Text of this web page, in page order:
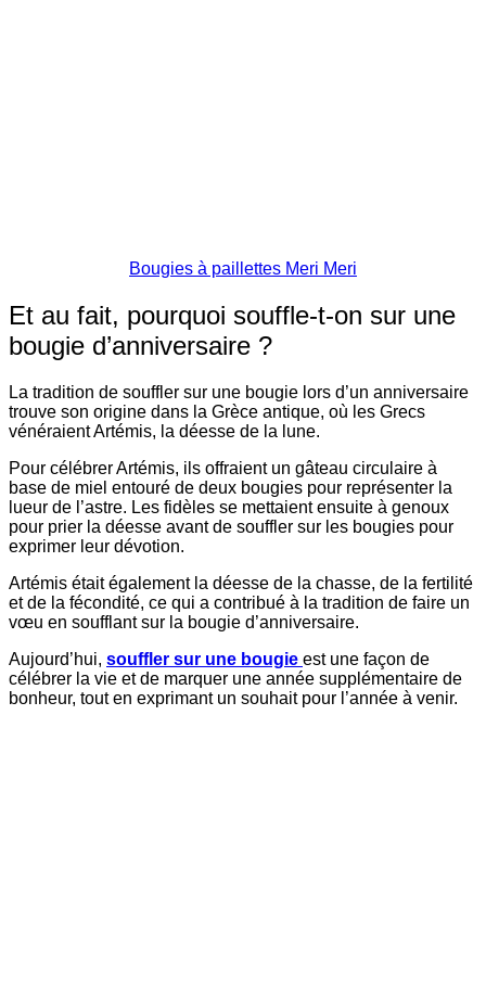
Bougies à paillettes Meri Meri
Et au fait, pourquoi souffle-t-on sur une
bougie d’anniversaire ?
La tradition de souffler sur une bougie lors d’un anniversaire
trouve son origine dans la Grèce antique, où les Grecs
vénéraient Artémis, la déesse de la lune.
Pour célébrer Artémis, ils offraient un gâteau circulaire à
base de miel entouré de deux bougies pour représenter la
lueur de l’astre. Les fidèles se mettaient ensuite à genoux
pour prier la déesse avant de souffler sur les bougies pour
exprimer leur dévotion.
Artémis était également la déesse de la chasse, de la fertilité
et de la fécondité, ce qui a contribué à la tradition de faire un
vœu en soufflant sur la bougie d’anniversaire.
Aujourd’hui, souffler sur une bougie est une façon de
célébrer la vie et de marquer une année supplémentaire de
bonheur, tout en exprimant un souhait pour l’année à venir.